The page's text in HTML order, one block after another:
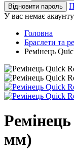
Відновити пароль
У вас немає
Головна
Браслети та
Ремінець
мм)